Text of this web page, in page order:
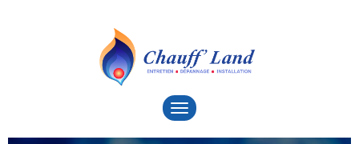
Toggle
navigation